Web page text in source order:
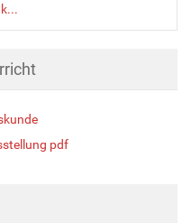
pdf